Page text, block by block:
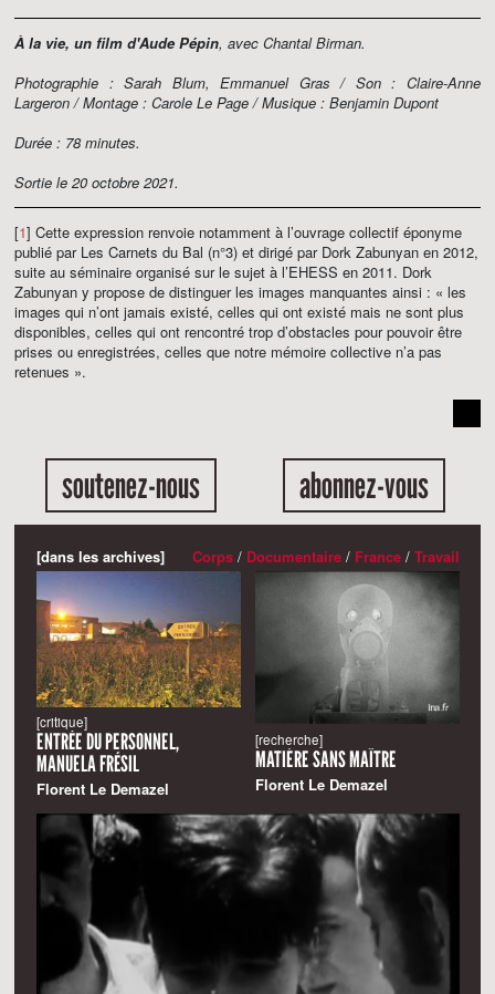
À la vie, un film d'Aude Pépin, avec Chantal Birman.
Photographie : Sarah Blum, Emmanuel Gras / Son : Claire-Anne
Largeron / Montage : Carole Le Page / Musique : Benjamin Dupont
Durée : 78 minutes.
Sortie le 20 octobre 2021.
[1] Cette expression renvoie notamment à l’ouvrage collectif éponyme
publié par Les Carnets du Bal (n°3) et dirigé par Dork Zabunyan en 2012,
suite au séminaire organisé sur le sujet à l’EHESS en 2011. Dork
Zabunyan y propose de distinguer les images manquantes ainsi : « les
images qui n’ont jamais existé, celles qui ont existé mais ne sont plus
disponibles, celles qui ont rencontré trop d’obstacles pour pouvoir être
prises ou enregistrées, celles que notre mémoire collective n’a pas
retenues ».
soutenez-nous abonnez-vous
[dans les archives] Corps/ Documentaire/ France/ Travail
[critique]
ENTRÉE DU PERSONNEL,
MANUELA FRÉSIL
Florent Le Demazel
[recherche]
MATIÈRE SANS MAÎTRE
Florent Le Demazel